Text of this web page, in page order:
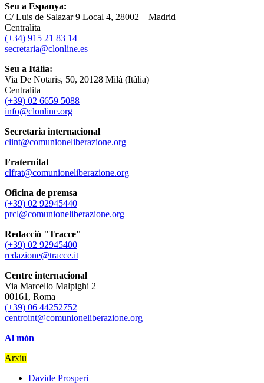
Seu a Espanya:
C/ Luis de Salazar 9 Local 4, 28002 – Madrid
Centralita
(+34) 915 21 83 14
secretaria@clonline.es
Seu a Itàlia:
Via De Notaris, 50, 20128 Milà (Itàlia)
Centralita
(+39) 02 6659 5088
info@clonline.org
Secretaria internacional
clint@comunioneliberazione.org
Fraternitat
clfrat@comunioneliberazione.org
Oficina de premsa
(+39) 02 92945440
prcl@comunioneliberazione.org
Redacció "Tracce"
(+39) 02 92945400
redazione@tracce.it
Centre internacional
Via Marcello Malpighi 2
00161, Roma
(+39) 06 44252752
centroint@comunioneliberazione.org
Al món
Arxiu
Davide Prosperi